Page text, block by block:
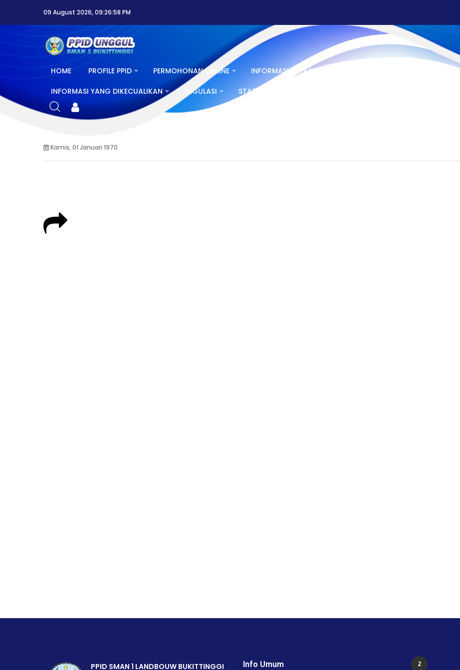
09 August 2026, 09:26:58 PM
HOME PROFILE PPID PERMOHONAN ONLINE INFORMASI BERKALA
INFORMASI YANG DIKECUALIKAN REGULASI STATISTIK
Kamis, 01 Januari 1970
PPID SMAN 1 LANDBOUW BUKITTINGGI Info Umum 2